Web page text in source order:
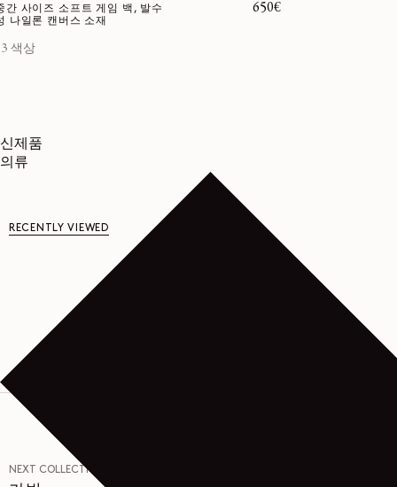
신제품
의류
간 사이즈 소프트 게임 백, 발수
나일론 캔버스 소재
정가
650€
3 색상
RECENTLY VIEWED
NEXT COLLECTION